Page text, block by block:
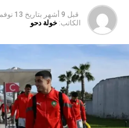
وقد عرف الجمع العام، حسب
للسيد فيليزار ديريك، رئيس
مؤخرا، إشادة بانخراطه
العالم؛ليتداول الجمع العام
قبل 9 أشهر بتاريخ 13 نوفمبر 2025
الكاتب: خولة دحو